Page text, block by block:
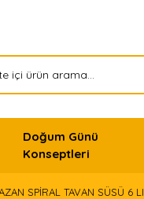
Doğum Günü
Konseptleri
SPİRAL TAVAN SÜSÜ 6 LI